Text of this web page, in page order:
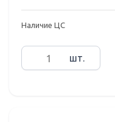
Наличие ЦС
шт.